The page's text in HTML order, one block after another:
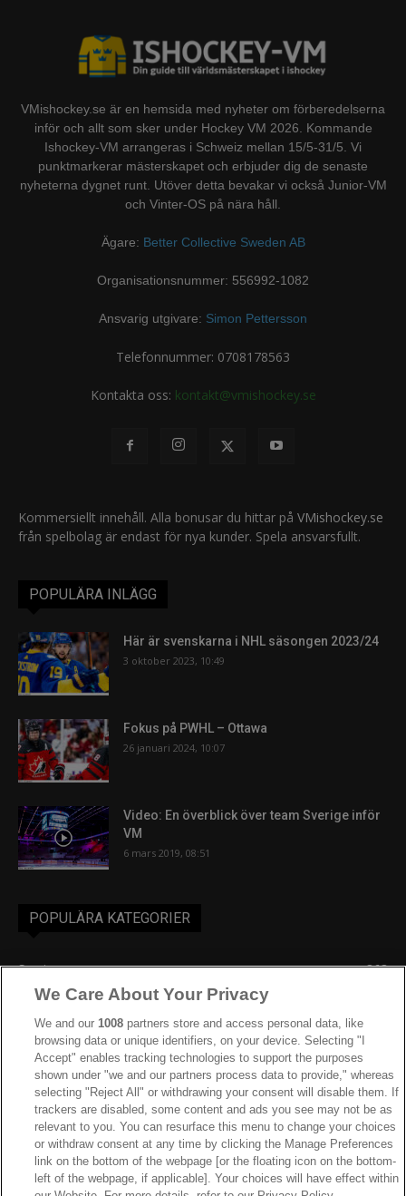
VMishockey.se är en hemsida med nyheter om förberedelserna
inför och allt som sker under Hockey VM 2026. Kommande
Ishockey-VM arrangeras i Schweiz mellan 15/5-31/5. Vi
punktmarkerar mästerskapet och erbjuder dig de senaste
nyheterna dygnet runt. Utöver detta bevakar vi också Junior-VM
och Vinter-OS på nära håll.
Ägare: Better Collective Sweden AB
Organisationsnummer: 556992-1082
Ansvarig utgivare: Simon Pettersson
Telefonnummer: 0708178563
Kontakta oss: kontakt@vmishockey.se
Kommersiellt innehåll. Alla bonusar du hittar på VMishockey.se
från spelbolag är endast för nya kunder. Spela ansvarsfullt.
POPULÄRA INLÄGG
Här är svenskarna i NHL säsongen 2023/24
3 oktober 2023, 10:49
Fokus på PWHL – Ottawa
26 januari 2024, 10:07
Video: En överblick över team Sverige inför
VM
6 mars 2019, 08:51
POPULÄRA KATEGORIER
Sverige
863
Ishockey-VM
IIHF
JVM
Kanada
205
Dam VM
187
Finland
181
Video
179
Ishockey-OS
175
We Care About Your Privacy
We and our1008 partners store and access personal data, like
browsing data or unique identifiers, on your device. Selecting "I
Accept" enables tracking technologies to support the purposes
shown under "we and our partners process data to provide," whereas
selecting "Reject All" or withdrawing your consent will disable them. If
trackers are disabled, some content and ads you see may not be as
relevant to you. You can resurface this menu to change your choices
or withdraw consent at any time by clicking the Manage Preferences
link on the bottom of the webpage [or the floating icon on the bottom-
left of the webpage, if applicable]. Your choices will have effect within